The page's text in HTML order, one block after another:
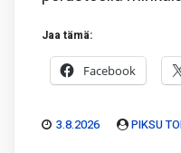
Jaa tämä:
Facebook
3.8.2026 PIKSU